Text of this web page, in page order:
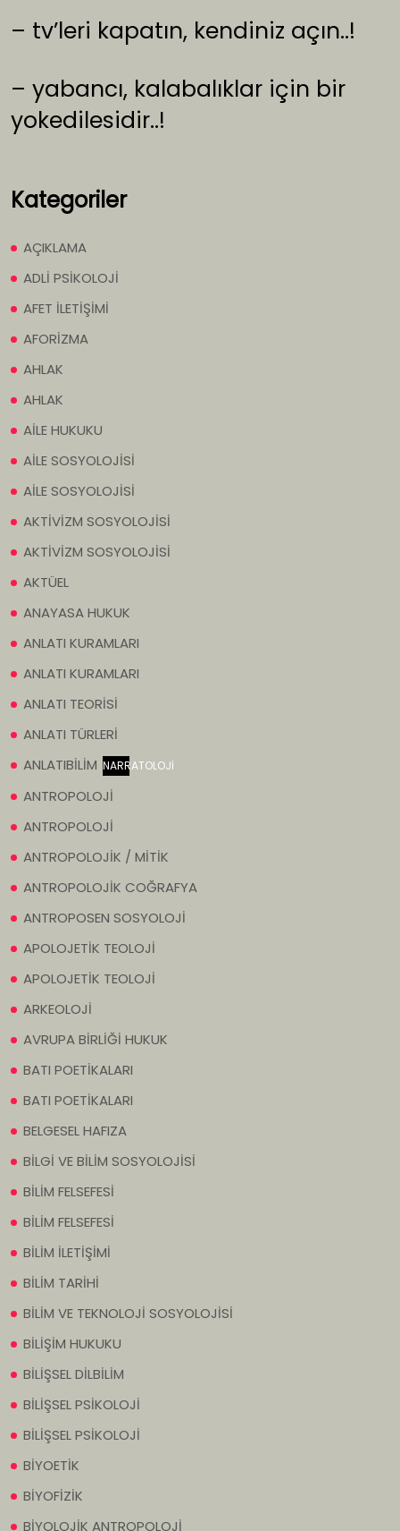
– tv’leri kapatın, kendiniz açın..!
– yabancı, kalabalıklar için bir
yokedilesidir..!
Kategoriler
AÇIKLAMA
ADLİ PSİKOLOJİ
AFET İLETİŞİMİ
AFORİZMA
AHLAK
AHLAK
AİLE HUKUKU
AİLE SOSYOLOJİSİ
AİLE SOSYOLOJİSİ
AKTİVİZM SOSYOLOJİSİ
AKTİVİZM SOSYOLOJİSİ
AKTÜEL
ANAYASA HUKUK
ANLATI KURAMLARI
ANLATI KURAMLARI
ANLATI TEORİSİ
ANLATI TÜRLERİ
ANLATIBİLİM NARRATOLOJİ
ANTROPOLOJİ
ANTROPOLOJİ
ANTROPOLOJİK / MİTİK
ANTROPOLOJİK COĞRAFYA
ANTROPOSEN SOSYOLOJİ
APOLOJETİK TEOLOJİ
APOLOJETİK TEOLOJİ
ARKEOLOJİ
AVRUPA BİRLİĞİ HUKUK
BATI POETİKALARI
BATI POETİKALARI
BELGESEL HAFIZA
BİLGİ VE BİLİM SOSYOLOJİSİ
BİLİM FELSEFESİ
BİLİM FELSEFESİ
BİLİM İLETİŞİMİ
BİLİM TARİHİ
BİLİM VE TEKNOLOJİ SOSYOLOJİSİ
BİLİŞİM HUKUKU
BİLİŞSEL DİLBİLİM
BİLİŞSEL PSİKOLOJİ
BİLİŞSEL PSİKOLOJİ
BİYOETİK
BİYOFİZİK
BİYOLOJİK ANTROPOLOJİ